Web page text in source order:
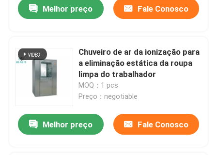
Melhor preço Fale Conosco
Chuveiro de ar da ionização para
a eliminação estática da roupa
limpa do trabalhador
MOQ：1 pcs
Preço：negotiable
Melhor preço Fale Conosco